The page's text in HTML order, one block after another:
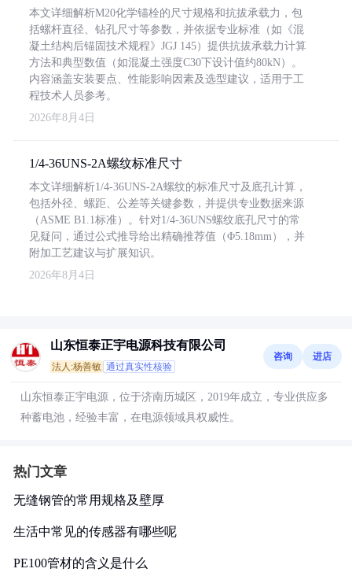
本文详细解析M20化学锚栓的尺寸规格和抗拔承载力，包
括螺杆直径、钻孔尺寸等参数，并依据专业标准（如《混
凝土结构后锚固技术规程》JGJ 145）提供抗拔承载力计算
方法和典型数值（如混凝土强度C30下设计值约80kN）。
内容涵盖安装要点、性能影响因素及选型建议，适用于工
程技术人员参考。
2026年8月4日
1/4-36UNS-2A螺纹标准尺寸
本文详细解析1/4-36UNS-2A螺纹的标准尺寸及底孔计算，
包括外径、螺距、公差等关键参数，并提供专业数据来源
（ASME B1.1标准）。针对1/4-36UNS螺纹底孔尺寸的常
见疑问，通过公式推导给出精确推荐值（Φ5.18mm），并
附加工艺建议与扩展知识。
2026年8月4日
山东恒泰正宇电源科技有限公司
法人:杨善敏 通过真实性核验
咨询 进店
山东恒泰正宇电源，位于济南历城区，2019年成立，专业供应多
种蓄电池，经验丰富，在电源领域具权威性。
热门文章
无缝钢管的常用规格及壁厚
生活中常见的传感器有哪些呢
PE100管材的含义是什么